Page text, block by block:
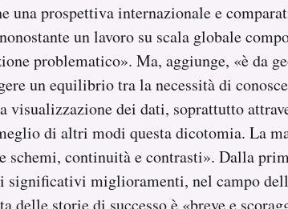
una prospettiva internazionale e
un lavoro su scala globale
problematico». Ma, aggiunge, «è da
un equilibrio tra la necessità di
visualizzazione dei dati, soprattutto
di altri modi questa dicotomia. La
schemi, continuità e contrasti». Dalla
significativi miglioramenti, nel campo
delle storie di successo è «breve e